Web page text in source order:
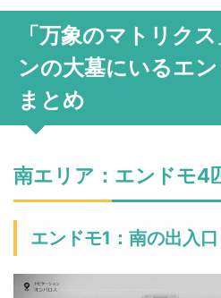
「万象のマトリク
ンの大墓にいるエ
まとめ
南エリア：エンドモ4
エンドモ1：南の出入口